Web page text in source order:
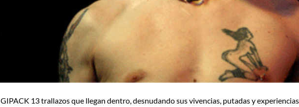
13 trallazos que llegan dentro, desnudando sus vivencias, putadas y